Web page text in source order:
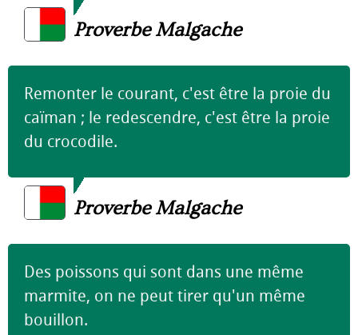
Proverbe Malgache
Remonter le courant, c'est être la proie du
caïman ; le redescendre, c'est être la proie
du crocodile.
Proverbe Malgache
Des poissons qui sont dans une même
marmite, on ne peut tirer qu'un même
bouillon.